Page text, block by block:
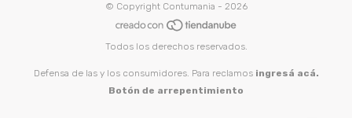
© Copyright Contumania - 2026
Todos los derechos reservados.
Defensa de las y los consumidores. Para reclamos ingresá acá.
Botón de arrepentimiento